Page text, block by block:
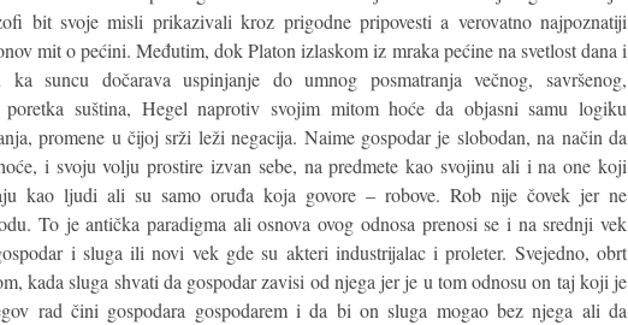
bit svoje misli prikazivali kroz prigodne pripovesti a verovatno najpoznatiji
mit o pećini. Međutim, dok Platon izlaskom iz mraka pećine na svetlost dana i
ka suncu dočarava uspinjanje do umnog posmatranja večnog, savršenog,
poretka suština, Hegel naprotiv svojim mitom hoće da objasni samu logiku
promene u čijoj srži leži negacija. Naime gospodar je slobodan, na način da
i svoju volju prostire izvan sebe, na predmete kao svojinu ali i na one koji
kao ljudi ali su samo oruđa koja govore – robove. Rob nije čovek jer ne
To je antička paradigma ali osnova ovog odnosa prenosi se i na srednji vek
i sluga ili novi vek gde su akteri industrijalac i proleter. Svejedno, obrt
kada sluga shvati da gospodar zavisi od njega jer je u tom odnosu on taj koji je
rad čini gospodara gospodarem i da bi on sluga mogao bez njega ali da